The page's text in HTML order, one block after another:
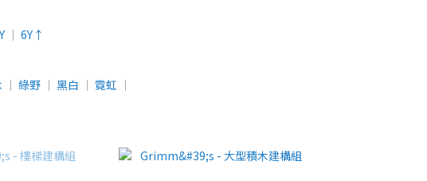
│ 6Y↑
│ 綠野 │ 黑白 │ 霓虹 │